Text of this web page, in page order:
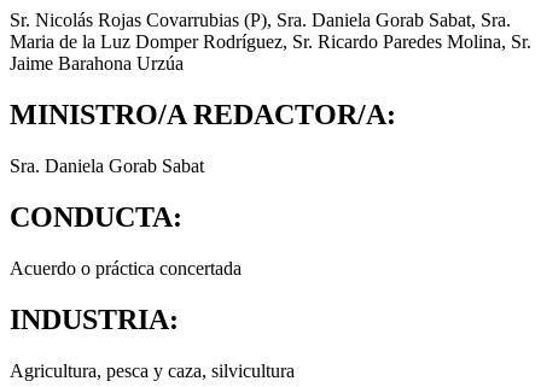
Sr. Nicolás Rojas Covarrubias (P), Sra. Daniela Gorab Sabat, Sra.
Maria de la Luz Domper Rodríguez, Sr. Ricardo Paredes Molina, Sr.
Jaime Barahona Urzúa
MINISTRO/A REDACTOR/A:
Sra. Daniela Gorab Sabat
CONDUCTA:
Acuerdo o práctica concertada
INDUSTRIA:
Agricultura, pesca y caza, silvicultura